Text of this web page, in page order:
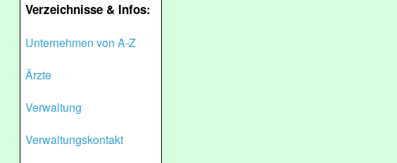
Verzeichnisse & Infos:
Unternehmen von A-Z
Ärzte
Verwaltung
Verwaltungskontakt